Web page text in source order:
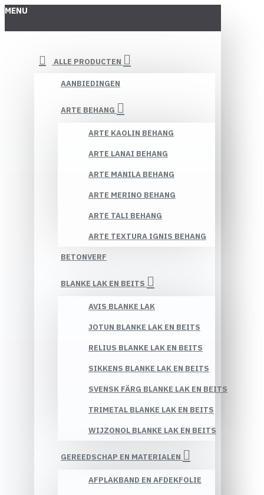
MENU
ALLE PRODUCTEN
AANBIEDINGEN
ARTE BEHANG
ARTE KAOLIN BEHANG
ARTE LANAI BEHANG
ARTE MANILA BEHANG
ARTE MERINO BEHANG
ARTE TALI BEHANG
ARTE TEXTURA IGNIS BEHANG
BETONVERF
BLANKE LAK EN BEITS
AVIS BLANKE LAK
JOTUN BLANKE LAK EN BEITS
RELIUS BLANKE LAK EN BEITS
SIKKENS BLANKE LAK EN BEITS
SVENSK FÄRG BLANKE LAK EN BEITS
TRIMETAL BLANKE LAK EN BEITS
WIJZONOL BLANKE LAK EN BEITS
GEREEDSCHAP EN MATERIALEN
AFPLAKBAND EN AFDEKFOLIE